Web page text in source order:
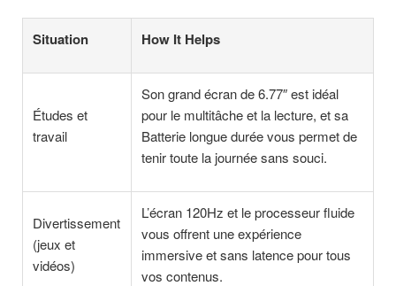
Situation How It Helps
Études et
travail
Son grand écran de 6.77″ est idéal
pour le multitâche et la lecture, et sa
Batterie longue durée vous permet de
tenir toute la journée sans souci.
Divertissement
(jeux et
vidéos)
L’écran 120Hz et le processeur fluide
vous offrent une expérience
immersive et sans latence pour tous
vos contenus.